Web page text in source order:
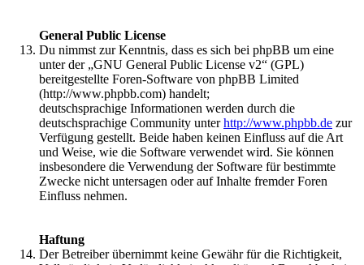
General Public License
Du nimmst zur Kenntnis, dass es sich bei phpBB um eine
unter der „GNU General Public License v2“ (GPL)
bereitgestellte Foren-Software von phpBB Limited
(http://www.phpbb.com) handelt;
deutschsprachige Informationen werden durch die
deutschsprachige Community unterhttp://www.phpbb.de zur
Verfügung gestellt. Beide haben keinen Einfluss auf die Art
und Weise, wie die Software verwendet wird. Sie können
insbesondere die Verwendung der Software für bestimmte
Zwecke nicht untersagen oder auf Inhalte fremder Foren
Einfluss nehmen.
Haftung
Der Betreiber übernimmt keine Gewähr für die Richtigkeit,